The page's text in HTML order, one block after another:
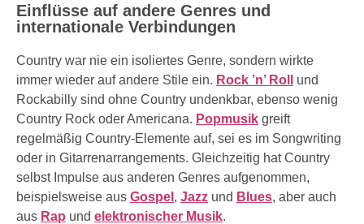
Einflüsse auf andere Genres und
internationale Verbindungen
Country war nie ein isoliertes Genre, sondern wirkte
immer wieder auf andere Stile ein. Rock ’n’ Roll
und
Rockabilly sind ohne Country undenkbar, ebenso wenig
Country Rock oder Americana. Popmusik greift
regelmäßig Country-Elemente auf, sei es im Songwriting
oder in Gitarrenarrangements. Gleichzeitig hat Country
selbst Impulse aus anderen Genres aufgenommen,
beispielsweise aus Gospel , Jazz und Blues, aber auch
aus Rap und elektronischer Musik.